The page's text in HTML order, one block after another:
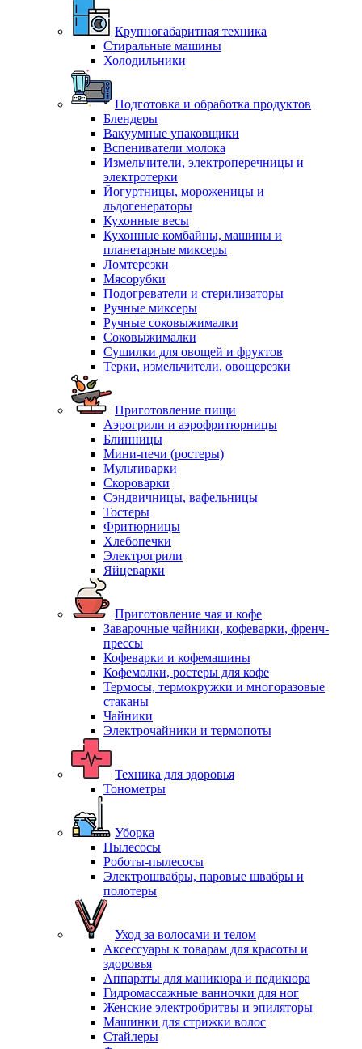
Крупногабаритная техника
Стиральные машины
Холодильники
Подготовка и обработка продуктов
Блендеры
Вакуумные упаковщики
Вспениватели молока
Измельчители, электроперечницы и
электротерки
Йогуртницы, мороженицы и
льдогенераторы
Кухонные весы
Кухонные комбайны, машины и
планетарные миксеры
Ломтерезки
Мясорубки
Подогреватели и стерилизаторы
Ручные миксеры
Ручные соковыжималки
Соковыжималки
Сушилки для овощей и фруктов
Терки, измельчители, овощерезки
Приготовление пищи
Аэрогрили и аэрофритюрницы
Блинницы
Мини-печи (ростеры)
Мультиварки
Скороварки
Сэндвичницы, вафельницы
Тостеры
Фритюрницы
Хлебопечки
Электрогрили
Яйцеварки
Приготовление чая и кофе
Заварочные чайники, кофеварки, френч-
прессы
Кофеварки и кофемашины
Кофемолки, ростеры для кофе
Термосы, термокружки и многоразовые
стаканы
Чайники
Электрочайники и термопоты
Техника для здоровья
Тонометры
Уборка
Пылесосы
Роботы-пылесосы
Электрошвабры, паровые швабры и
полотеры
Уход за волосами и телом
Аксессуары к товарам для красоты и
здоровья
Аппараты для маникюра и педикюра
Гидромассажные ванночки для ног
Женские электробритвы и эпиляторы
Машинки для стрижки волос
Стайлеры